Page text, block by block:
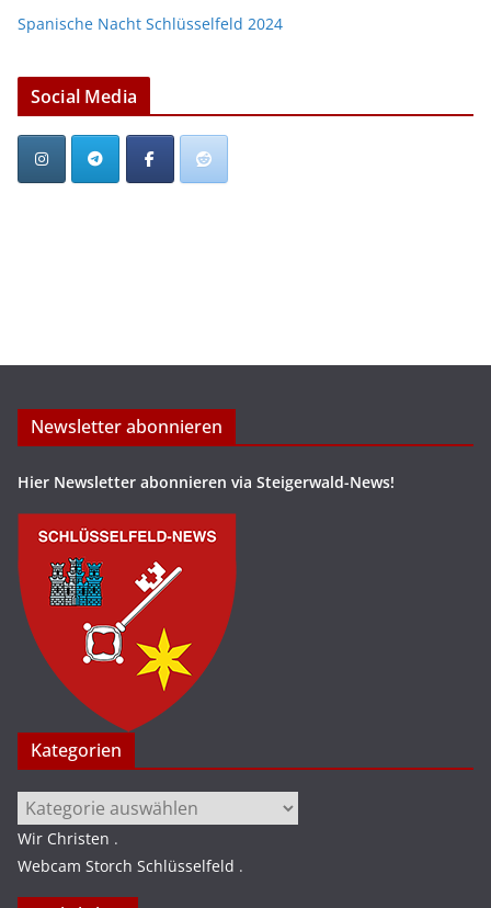
Spanische Nacht Schlüsselfeld 2024
Social Media
Newsletter abonnieren
Hier Newsletter abonnieren via Steigerwald-News!
Kategorien
Kategorien
Wir Christen .
Webcam Storch Schlüsselfeld .